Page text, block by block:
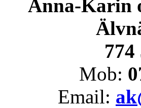
Anna-Karin
774
Mob:
Email: